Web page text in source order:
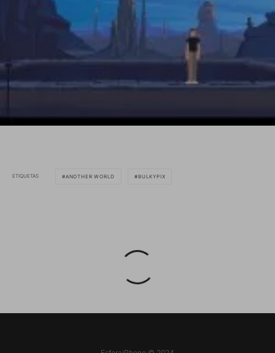
ETIQUETAS ANOTHER WORLD BULKYPIX